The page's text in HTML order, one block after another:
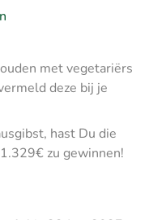
met vegetariërs
deze bij je
hast Du die
zu gewinnen!